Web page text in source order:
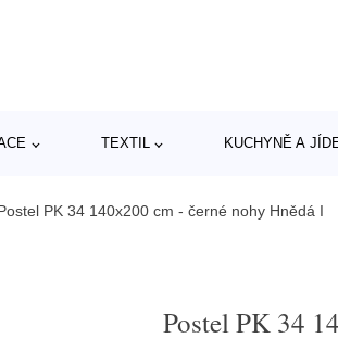
TEXTIL KUCHYNĚ A
PK 34 140x200 cm - černé nohy Hnědá I
Postel PK 34